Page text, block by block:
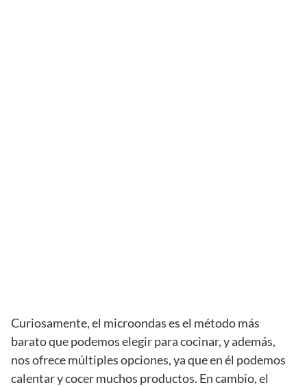
Curiosamente, el microondas es el método más
barato que podemos elegir para cocinar, y además,
nos ofrece múltiples opciones, ya que en él podemos
calentar y cocer muchos productos. En cambio, el